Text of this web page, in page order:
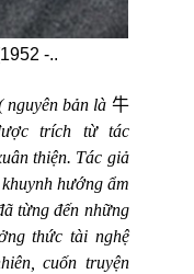
-..
nguyên bản là 牛
trích từ tác
thiện. Tác giả
hướng ẩm
từng đến những
thức tài nghệ
cuốn truyện